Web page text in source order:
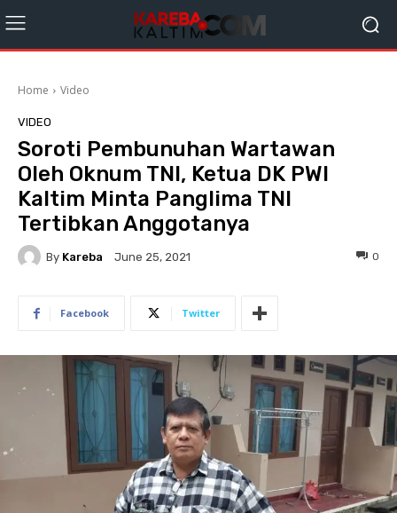
Home Video
VIDEO
Soroti Pembunuhan Wartawan
Oleh Oknum TNI, Ketua DK PWI
Kaltim Minta Panglima TNI
Tertibkan Anggotanya
By Kareba June 25, 2021 0
Facebook Twitter